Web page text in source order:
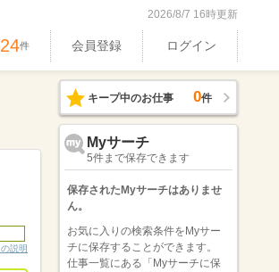
2026/8/7 16時更新
件 会員登録 ログイン
説明
キープ中のお仕事 0件
Myサーチ
5件まで保存できます
保存されたMyサーチはありませ
ん。
お気に入りの検索条件をMyサー
チに保存することができます。
仕事一覧にある「Myサーチに保